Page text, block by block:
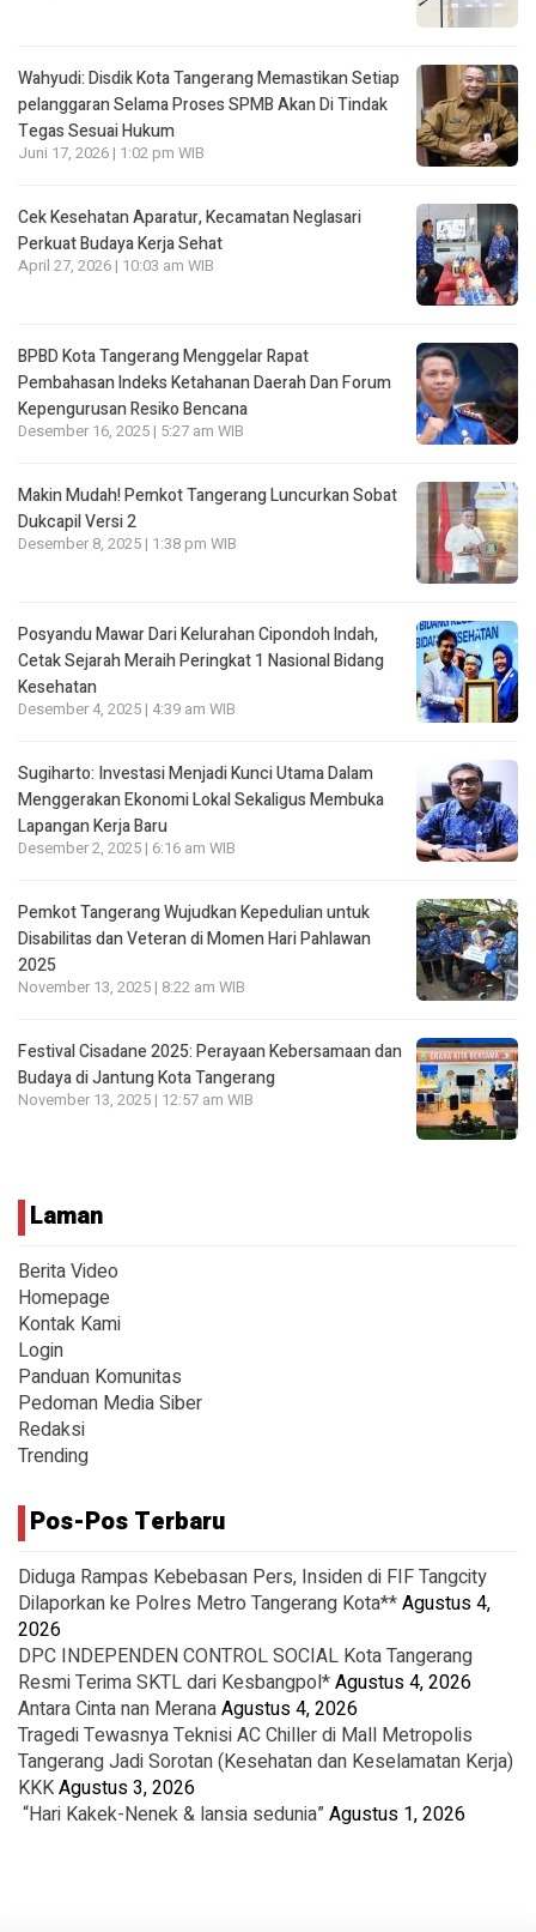
Wahyudi: Disdik Kota Tangerang Memastikan Setiap
pelanggaran Selama Proses SPMB Akan Di Tindak
Tegas Sesuai Hukum
Juni 17, 2026 | 1:02 pm WIB
Cek Kesehatan Aparatur, Kecamatan Neglasari
Perkuat Budaya Kerja Sehat
April 27, 2026 | 10:03 am WIB
BPBD Kota Tangerang Menggelar Rapat
Pembahasan lndeks Ketahanan Daerah Dan Forum
Kepengurusan Resiko Bencana
Desember 16, 2025 | 5:27 am WIB
Makin Mudah! Pemkot Tangerang Luncurkan Sobat
Dukcapil Versi 2
Desember 8, 2025 | 1:38 pm WIB
Posyandu Mawar Dari Kelurahan Cipondoh lndah,
Cetak Sejarah Meraih Peringkat 1 Nasional Bidang
Kesehatan
Desember 4, 2025 | 4:39 am WIB
Sugiharto: Investasi Menjadi Kunci Utama Dalam
Menggerakan Ekonomi Lokal Sekaligus Membuka
Lapangan Kerja Baru
Desember 2, 2025 | 6:16 am WIB
Pemkot Tangerang Wujudkan Kepedulian untuk
Disabilitas dan Veteran di Momen Hari Pahlawan
2025
November 13, 2025 | 8:22 am WIB
Festival Cisadane 2025: Perayaan Kebersamaan dan
Budaya di Jantung Kota Tangerang
November 13, 2025 | 12:57 am WIB
Laman
Berita Video
Homepage
Kontak Kami
Login
Panduan Komunitas
Pedoman Media Siber
Redaksi
Trending
Pos-Pos Terbaru
Diduga Rampas Kebebasan Pers, Insiden di FIF Tangcity
Dilaporkan ke Polres Metro Tangerang Kota**Agustus 4,
2026
DPC INDEPENDEN CONTROL SOCIAL Kota Tangerang
Resmi Terima SKTL dari Kesbangpol*Agustus 4, 2026
Antara Cinta nan MeranaAgustus 4, 2026
Tragedi Tewasnya Teknisi AC Chiller di Mall Metropolis
Tangerang Jadi Sorotan (Kesehatan dan Keselamatan Kerja)
KKKAgustus 3, 2026
“Hari Kakek-Nenek & lansia sedunia”Agustus 1, 2026